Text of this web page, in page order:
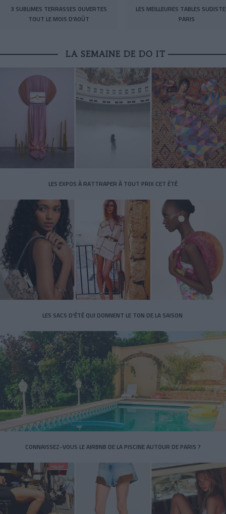
3 SUBLIMES TERRASSES OUVERTES
TOUT LE MOIS D’AOÛT
LES MEILLEURES TABLES
PARIS
LA SEMAINE DE DO IT
LES EXPOS À RATTRAPER À TOUT PRIX CET ÉTÉ
LES SACS D’ÉTÉ QUI DONNENT LE TON DE LA SAISON
CONNAISSEZ-VOUS LE AIRBNB DE LA PISCINE AUTOUR DE PARIS ?